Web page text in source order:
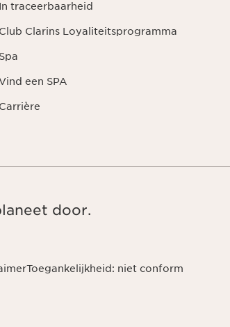
In traceerbaarheid
Club Clarins Loyaliteitsprogramma
Spa
een SPA
Carrière
door.
Toegankelijkheid: niet conform